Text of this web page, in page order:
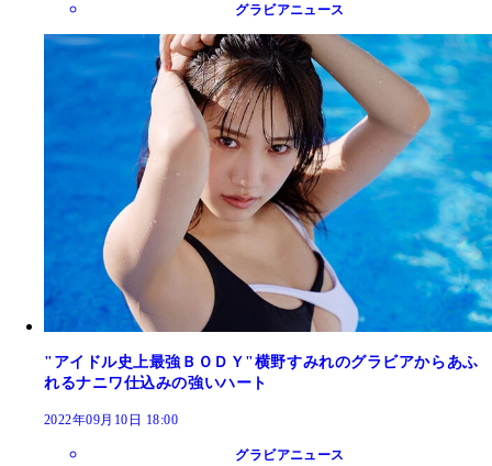
グラビアニュース
"アイドル史上最強ＢＯＤＹ"横野すみれのグラビアからあふ
れるナニワ仕込みの強いハート
2022年09月10日 18:00
グラビアニュース